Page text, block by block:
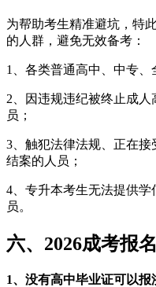
为帮助考生精准避坑，特
的人群，避免无效备考：
1、各类普通高中、中专、
2、因违规违纪被终止成
员；
3、触犯法律法规、正在
结案的人员；
4、专升本考生无法提供学
员。
六、2026成考报
1、没有高中毕业证可以报